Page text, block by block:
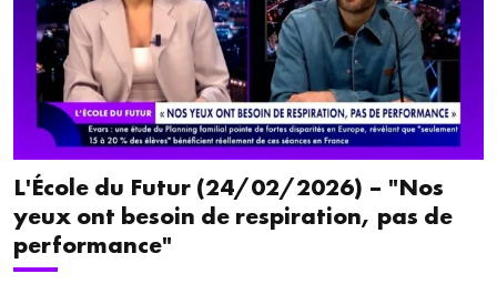
aux enfants avec Isabelle Debré, présidente de l’association
L’Enfant Bleu, qui présente le Respectomètre. Il s'agit d'un outil
pédagogique pour aider les enfants à identifier les violences et
à libérer la parole, tout en mobilisant parents, professionnels, et
surtout, pouvoirs publics.
L'École du Futur (24/02/2026) – "Nos
yeux ont besoin de respiration, pas de
performance"